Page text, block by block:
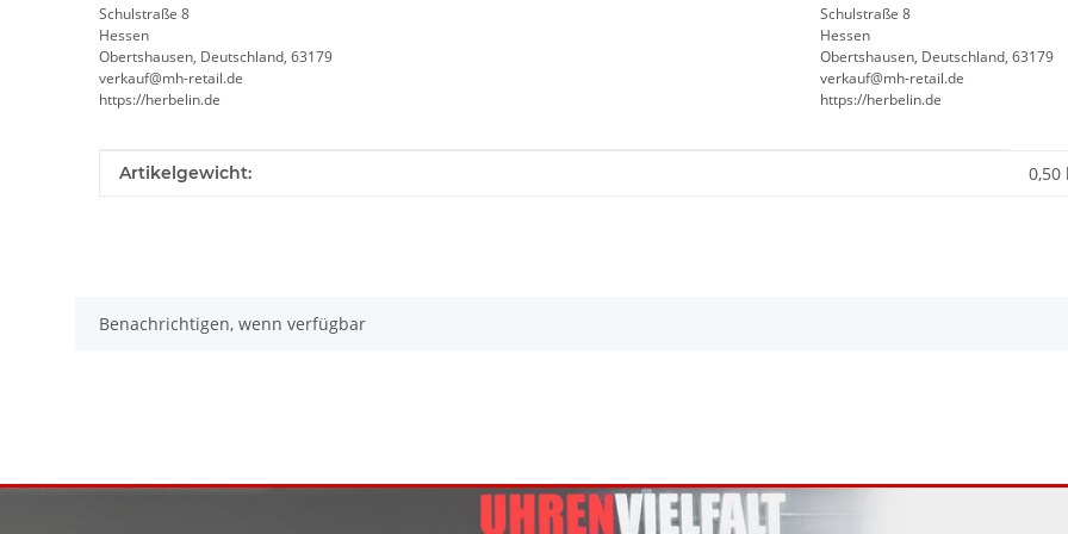
Schulstraße 8
Hessen
Obertshausen, Deutschland, 63179
verkauf@mh-retail.de
https://herbelin.de
Schulstraße 8
Hessen
Obertshausen, Deutschland, 63179
verkauf@mh-retail.de
https://herbelin.de
Produkteigenschaft
Wert
Artikelgewicht: 0,50
Benachrichtigen, wenn verfügbar